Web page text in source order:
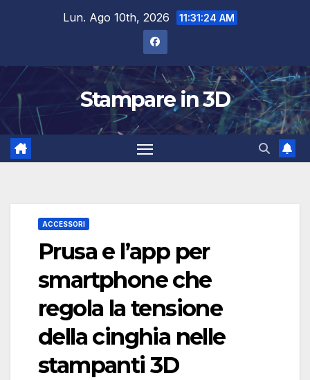
Lun. Ago 10th, 2026 11:31:24 AM
Stampare in 3D
ACCESSORI
Prusa e l’app per
smartphone che
regola la tensione
della cinghia nelle
stampanti 3D